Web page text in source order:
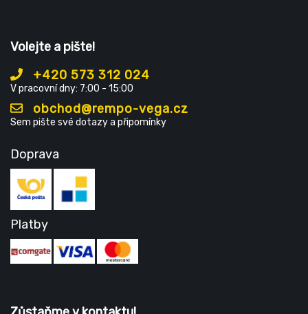
Volejte a pište!
+420 573 312 024
V pracovní dny: 7:00 - 15:00
obchod@rempo-vega.cz
Sem pište své dotazy a připomínky
Doprava
Platby